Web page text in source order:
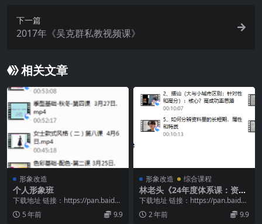
下一篇
2017年《吴克群私教视频课》
相关文章
形象改造
个人形象班
下载地址 链接：https://pan.baidu.
com/s/1R0YcPhL...
5 年前 9.9
形象改造 综合课程
林老头《24年度体系课：资源
收集与形象入门》
下载地址 链接：https://pan.baidu.
com/s/1KIdLB9Y...
2 年前 9.9